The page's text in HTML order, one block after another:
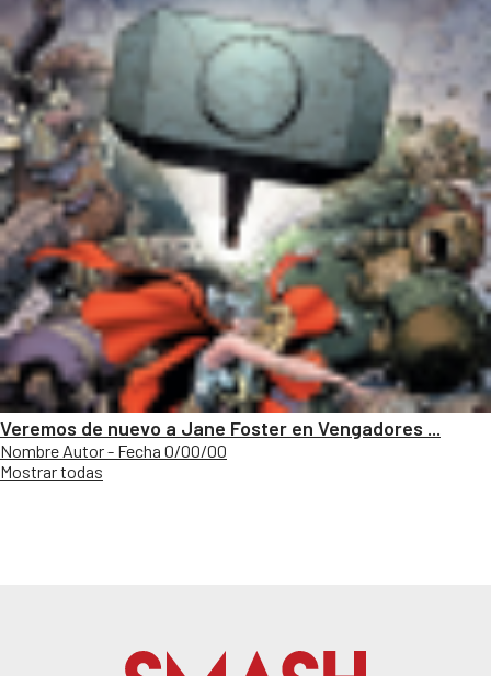
Veremos de nuevo a Jane Foster en Vengadores ...
Nombre Autor - Fecha 0/00/00
Mostrar todas